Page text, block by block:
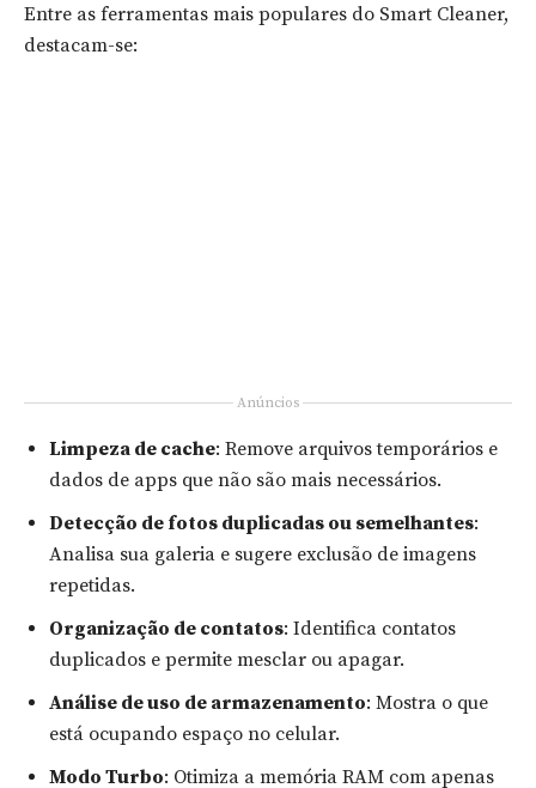
Entre as ferramentas mais populares do Smart Cleaner,
destacam-se:
Anúncios
Limpeza de cache: Remove arquivos temporários e
dados de apps que não são mais necessários.
Detecção de fotos duplicadas ou semelhantes:
Analisa sua galeria e sugere exclusão de imagens
repetidas.
Organização de contatos: Identifica contatos
duplicados e permite mesclar ou apagar.
Análise de uso de armazenamento: Mostra o que
está ocupando espaço no celular.
Modo Turbo: Otimiza a memória RAM com apenas